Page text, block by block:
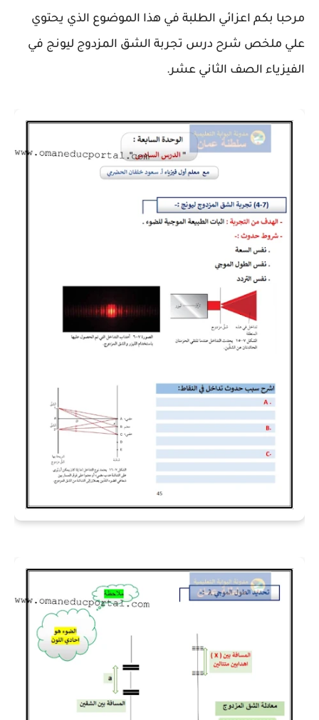
مرحبا بكم اعزائي الطلبة في هذا الموضوع الذي يحتوي
علي ملخص شرح درس تجربة الشق المزدوج ليونج في
الفيزياء الصف الثاني عشر.